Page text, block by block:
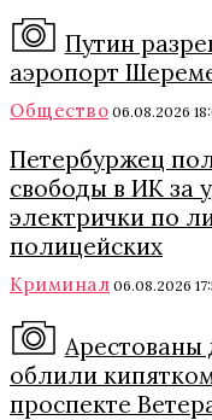
Путин
аэропорт
Общество 06.08.2026
Петербуржец
свободы в ИК за
электрички по
полицейских
Криминал 06.08.2026
Арестованы
облили
проспекте